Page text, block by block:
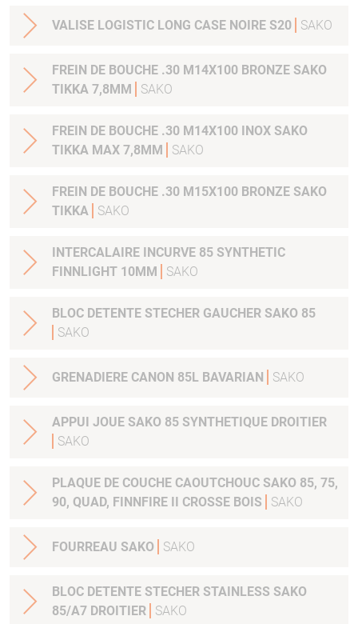
VALISE LOGISTIC LONG CASE NOIRE S20 SAKO
FREIN DE BOUCHE .30 M14X100 BRONZE SAKO
TIKKA 7,8MM
SAKO
FREIN DE BOUCHE .30 M14X100 INOX SAKO
TIKKA MAX 7,8MM
SAKO
FREIN DE BOUCHE .30 M15X100 BRONZE SAKO
TIKKA
SAKO
INTERCALAIRE INCURVE 85 SYNTHETIC
FINNLIGHT 10MM
SAKO
BLOC DETENTE STECHER GAUCHER SAKO 85
SAKO
GRENADIERE CANON 85L BAVARIAN SAKO
APPUI JOUE SAKO 85 SYNTHETIQUE DROITIER
SAKO
PLAQUE DE COUCHE CAOUTCHOUC SAKO 85, 75,
90, QUAD, FINNFIRE II CROSSE BOIS
SAKO
FOURREAU SAKO SAKO
BLOC DETENTE STECHER STAINLESS SAKO
85/A7 DROITIER
SAKO